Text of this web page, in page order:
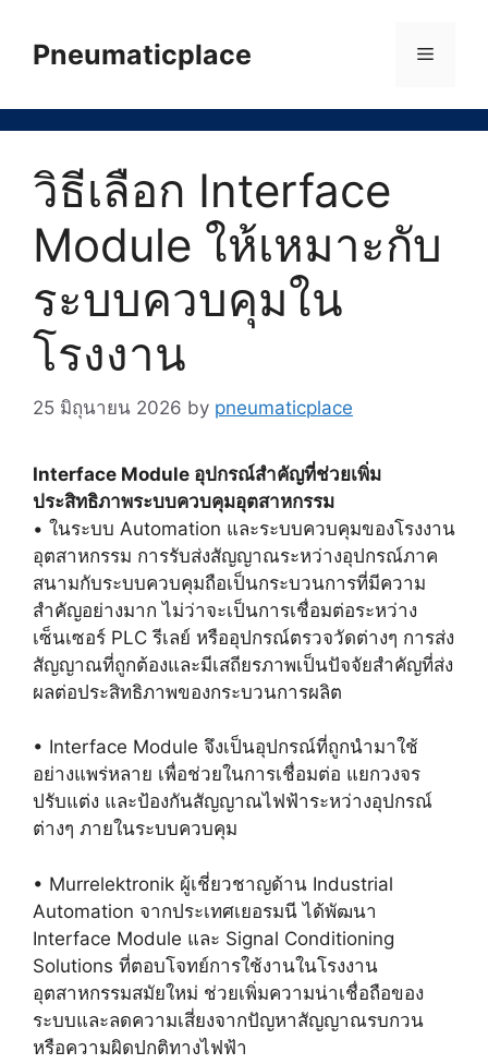
contentPneumaticplace Menu
วิธีเลือก Interface
Module ให้เหมาะกับ
ระบบควบคุมใน
โรงงาน
25 มิถุนายน 2026 by pneumaticplace
Interface Module อุปกรณ์สำคัญที่ช่วยเพิ่ม
ประสิทธิภาพระบบควบคุมอุตสาหกรรม
• ในระบบ Automation และระบบควบคุมของโรงงาน
อุตสาหกรรม การรับส่งสัญญาณระหว่างอุปกรณ์ภาค
สนามกับระบบควบคุมถือเป็นกระบวนการที่มีความ
สำคัญอย่างมาก ไม่ว่าจะเป็นการเชื่อมต่อระหว่าง
เซ็นเซอร์ PLC รีเลย์ หรืออุปกรณ์ตรวจวัดต่างๆ การส่ง
สัญญาณที่ถูกต้องและมีเสถียรภาพเป็นปัจจัยสำคัญที่ส่ง
ผลต่อประสิทธิภาพของกระบวนการผลิต
• Interface Module จึงเป็นอุปกรณ์ที่ถูกนำมาใช้
อย่างแพร่หลาย เพื่อช่วยในการเชื่อมต่อ แยกวงจร
ปรับแต่ง และป้องกันสัญญาณไฟฟ้าระหว่างอุปกรณ์
ต่างๆ ภายในระบบควบคุม
• Murrelektronik ผู้เชี่ยวชาญด้าน Industrial
Automation จากประเทศเยอรมนี ได้พัฒนา
Interface Module และ Signal Conditioning
Solutions ที่ตอบโจทย์การใช้งานในโรงงาน
อุตสาหกรรมสมัยใหม่ ช่วยเพิ่มความน่าเชื่อถือของ
ระบบและลดความเสี่ยงจากปัญหาสัญญาณรบกวน
หรือความผิดปกติทางไฟฟ้า